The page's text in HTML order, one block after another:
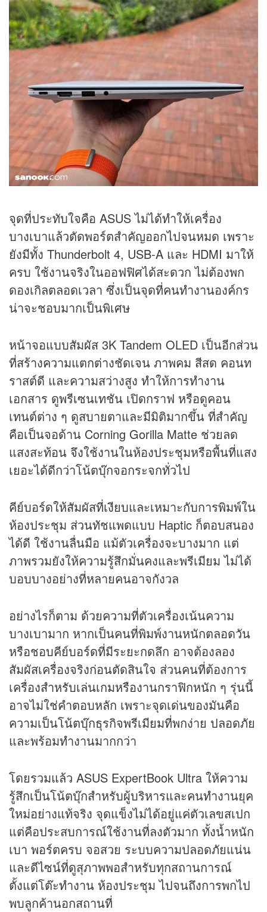
จุดที่ประทับใจคือ ASUS ไม่ได้ทำให้เครื่อง
บางเบาแล้วตัดพอร์ตสำคัญออกไปจนหมด เพราะ
ยังมีทั้ง Thunderbolt 4, USB-A และ HDMI มาให้
ครบ ใช้งานจริงในออฟฟิศได้สะดวก ไม่ต้องพก
ดองเกิลตลอดเวลา ซึ่งเป็นจุดที่คนทำงานองค์กร
น่าจะชอบมากเป็นพิเศษ
หน้าจอแบบสัมผัส 3K Tandem OLED เป็นอีกส่วน
ที่สร้างความแตกต่างชัดเจน ภาพคม สีสด คอนท
ราสต์ดี และความสว่างสูง ทำให้การทำงาน
เอกสาร ดูพรีเซนเทชัน เปิดกราฟ หรือดูคอน
เทนต์ต่าง ๆ ดูสบายตาและมีมิติมากขึ้น ที่สำคัญ
คือเป็นจอด้าน Corning Gorilla Matte ช่วยลด
แสงสะท้อน จึงใช้งานในห้องประชุมหรือพื้นที่แสง
เยอะได้ดีกว่าโน้ตบุ๊กจอกระจกทั่วไป
คีย์บอร์ดให้สัมผัสที่เงียบและเหมาะกับการพิมพ์ใน
ห้องประชุม ส่วนทัชแพดแบบ Haptic ก็ตอบสนอง
ได้ดี ใช้งานลื่นมือ แม้ตัวเครื่องจะบางมาก แต่
ภาพรวมยังให้ความรู้สึกมั่นคงและพรีเมียม ไม่ได้
บอบบางอย่างที่หลายคนอาจกังวล
อย่างไรก็ตาม ด้วยความที่ตัวเครื่องเน้นความ
บางเบามาก หากเป็นคนที่พิมพ์งานหนักตลอดวัน
หรือชอบคีย์บอร์ดที่มีระยะกดลึก อาจต้องลอง
สัมผัสเครื่องจริงก่อนตัดสินใจ ส่วนคนที่ต้องการ
เครื่องสำหรับเล่นเกมหรืองานกราฟิกหนัก ๆ รุ่นนี้
อาจไม่ใช่คำตอบหลัก เพราะจุดเด่นของมันคือ
ความเป็นโน้ตบุ๊กธุรกิจพรีเมียมที่พกง่าย ปลอดภัย
และพร้อมทำงานมากกว่า
โดยรวมแล้ว ASUS ExpertBook Ultra ให้ความ
รู้สึกเป็นโน้ตบุ๊กสำหรับผู้บริหารและคนทำงานยุค
ใหม่อย่างแท้จริง จุดแข็งไม่ได้อยู่แค่ตัวเลขสเปก
แต่คือประสบการณ์ใช้งานที่ลงตัวมาก ทั้งน้ำหนัก
เบา พอร์ตครบ จอสวย ระบบความปลอดภัยแน่น
และดีไซน์ที่ดูสุภาพพอสำหรับทุกสถานการณ์
ตั้งแต่โต๊ะทำงาน ห้องประชุม ไปจนถึงการพกไป
พบลูกค้านอกสถานที่